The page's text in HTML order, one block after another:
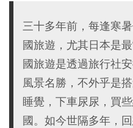
三十多年前，每逢寒
國旅遊，尤其日本是
國旅遊是透過旅行社
風景名勝，不外乎是
睡覺，下車尿尿，買
國。如今世隔多年，